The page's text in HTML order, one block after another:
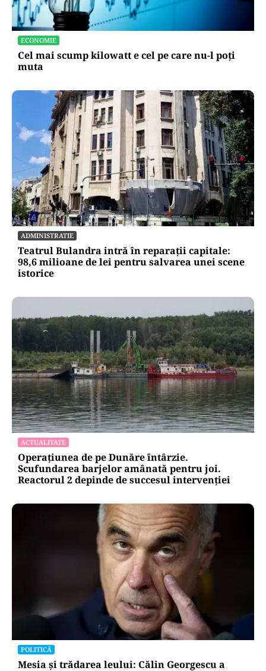
ECONOMIE
Cel mai scump kilowatt e cel pe care nu-l poți
muta
ADMINISTRATIE
Teatrul Bulandra intră în reparații capitale:
98,6 milioane de lei pentru salvarea unei scene
istorice
ACTUALITATE
Operațiunea de pe Dunăre întârzie.
Scufundarea barjelor amânată pentru joi.
Reactorul 2 depinde de succesul intervenției
POLITICĂ
Mesia și trădarea leului: Călin Georgescu a